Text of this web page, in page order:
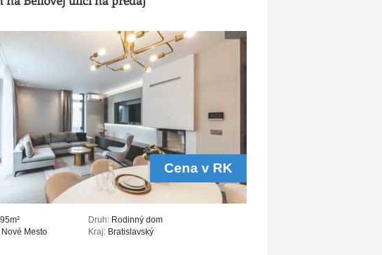
Cena v RK
Druh: Rodinný dom
Mesto Kraj: Bratislavský